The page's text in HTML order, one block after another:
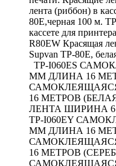
лента (риббон) в
80E,черная 100 м.
кассете для
R80EW Красящая
Supvan TP-80E,
TP-I060ES
ММ ДЛИНА 16
16 МЕТРОВ
ЛЕНТА ШИРИНА
TP-I060EY
ММ ДЛИНА 16
16 МЕТРОВ